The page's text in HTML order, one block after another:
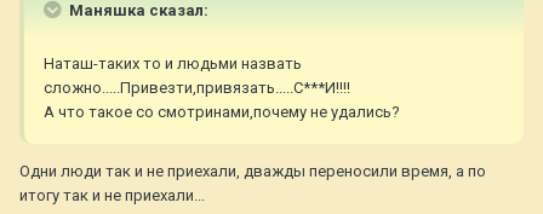
Маняшка сказал:
Наташ-таких то и людьми назвать
сложно.....Привезти,привязать.....С***И!!!!
А что такое со смотринами,почему не удались?
Одни люди так и не приехали, дважды переносили время, а по
итогу так и не приехали...